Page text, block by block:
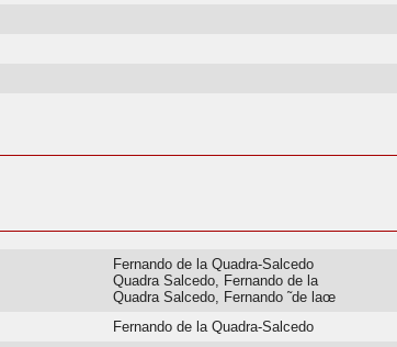
Fernando de la Quadra-Salcedo
Quadra Salcedo, Fernando de la
Quadra Salcedo, Fernando ˜de laœ
Fernando de la Quadra-Salcedo